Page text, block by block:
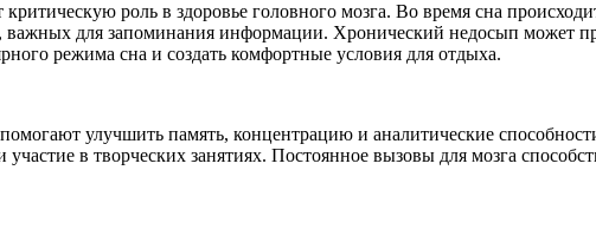
роль в здоровье головного мозга. Во время сна
важных для запоминания информации. Хронический недосып
режима сна и создать комфортные условия для отдыха.
улучшить память, концентрацию и аналитические
в творческих занятиях. Постоянное вызовы для мозга